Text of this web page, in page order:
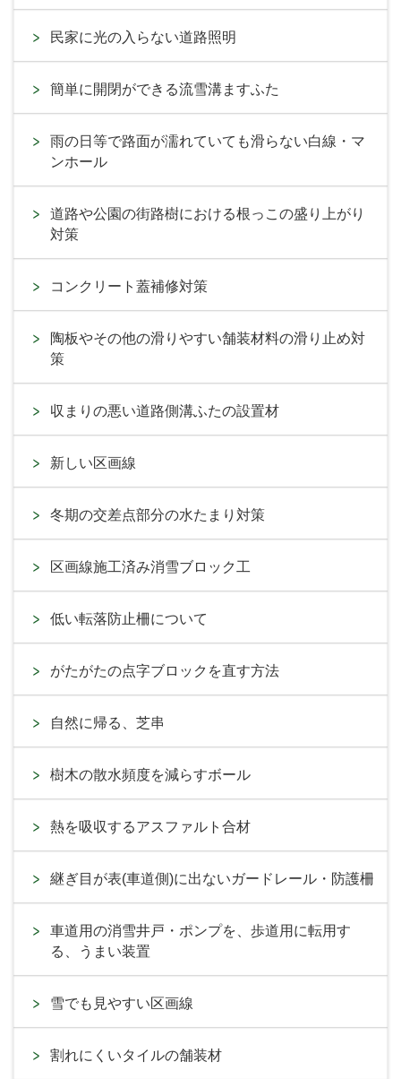
民家に光の入らない道路照明
簡単に開閉ができる流雪溝ますふた
雨の日等で路面が濡れていても滑らない白線・マ
ンホール
道路や公園の街路樹における根っこの盛り上がり
対策
コンクリート蓋補修対策
陶板やその他の滑りやすい舗装材料の滑り止め対
策
収まりの悪い道路側溝ふたの設置材
新しい区画線
冬期の交差点部分の水たまり対策
区画線施工済み消雪ブロック工
低い転落防止柵について
がたがたの点字ブロックを直す方法
自然に帰る、芝串
樹木の散水頻度を減らすボール
熱を吸収するアスファルト合材
継ぎ目が表(車道側)に出ないガードレール・防護柵
車道用の消雪井戸・ポンプを、歩道用に転用す
る、うまい装置
雪でも見やすい区画線
割れにくいタイルの舗装材